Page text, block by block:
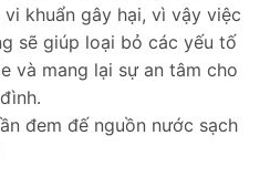
khuẩn gây hại, vì vậy việc
sẽ giúp loại bỏ các yếu tố
và mang lại sự an tâm cho
đem đế nguồn nước sạch